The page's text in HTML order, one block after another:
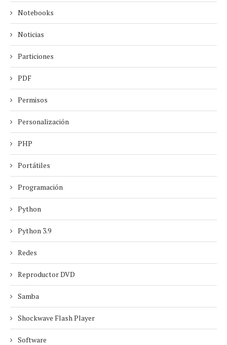
Notebooks
Noticias
Particiones
PDF
Permisos
Personalización
PHP
Portátiles
Programación
Python
Python 3.9
Redes
Reproductor DVD
Samba
Shockwave Flash Player
Software